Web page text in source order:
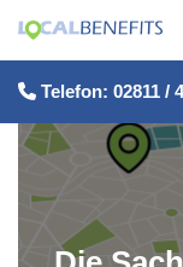
Zum
Inhalt
springen
Telefon: 02811 /